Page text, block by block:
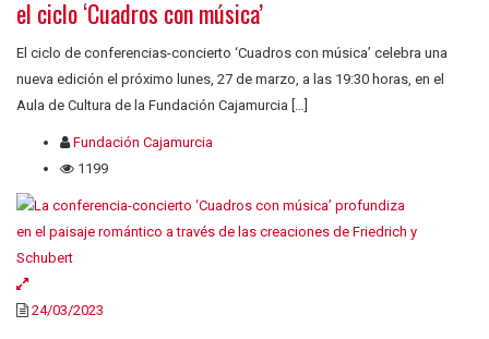
el ciclo ‘Cuadros con música’
El ciclo de conferencias-concierto ‘Cuadros con música’ celebra una
nueva edición el próximo lunes, 27 de marzo, a las 19:30 horas, en el
Aula de Cultura de la Fundación Cajamurcia […]
Fundación Cajamurcia
1199
24/03/2023